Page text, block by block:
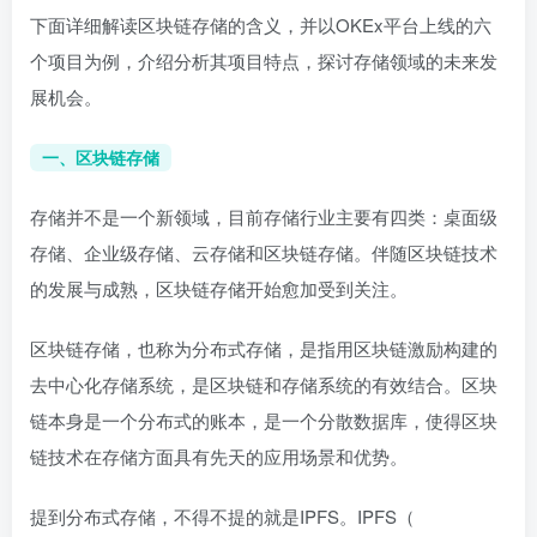
下面详细解读区块链存储的含义，并以OKEx平台上线的六
个项目为例，介绍分析其项目特点，探讨存储领域的未来发
展机会。
一、区块链存储
存储并不是一个新领域，目前存储行业主要有四类：桌面级
存储、企业级存储、云存储和区块链存储。伴随区块链技术
的发展与成熟，区块链存储开始愈加受到关注。
区块链存储，也称为分布式存储，是指用区块链激励构建的
去中心化存储系统，是区块链和存储系统的有效结合。区块
链本身是一个分布式的账本，是一个分散数据库，使得区块
链技术在存储方面具有先天的应用场景和优势。
提到分布式存储，不得不提的就是IPFS。IPFS（